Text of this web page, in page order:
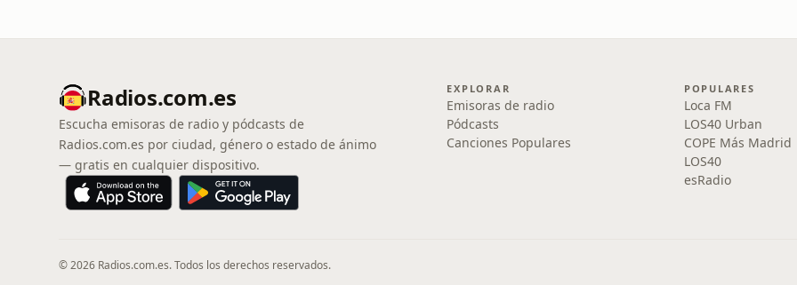
Radios.com.es
Escucha emisoras de radio y pódcasts de
Radios.com.es por ciudad, género o estado de ánimo
— gratis en cualquier dispositivo.
EXPLORAR
Emisoras de radio
Pódcasts
Canciones Populares
POPULARES
Loca FM
LOS40 Urban
COPE Más Madrid
LOS40
esRadio
© 2026 Radios.com.es. Todos los derechos reservados.